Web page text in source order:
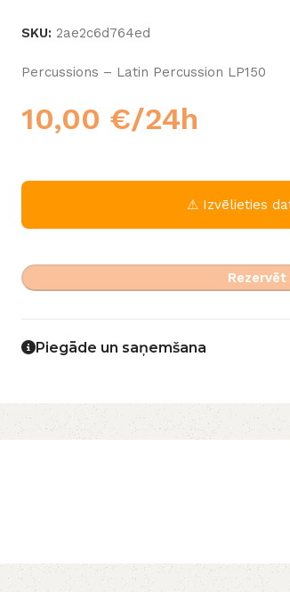
SKU: 2ae2c6d764ed
Percussions – Latin Percussion LP150
10,00 €/24h
⚠ Izvēlieties
Rezervēt
Piegāde un saņemšana